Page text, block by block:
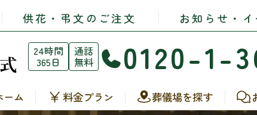
供花・弔文のご注文 お知らせ・
24時間
365日
通話
無料 0120-1-
ーム 料金プラン 葬儀場を探す